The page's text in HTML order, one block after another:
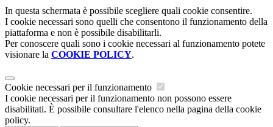
In questa schermata è possibile scegliere quali cookie consentire.
I cookie necessari sono quelli che consentono il funzionamento della
piattaforma e non è possibile disabilitarli.
Per conoscere quali sono i cookie necessari al funzionamento potete
visionare la COOKIE POLICY.
Cookie necessari per il funzionamento
I cookie necessari per il funzionamento non possono essere
disabilitati. È possibile consultare l'elenco nella pagina della cookie
policy.